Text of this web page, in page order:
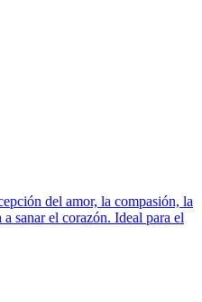
del amor, la compasión, la
sanar el corazón. Ideal para el